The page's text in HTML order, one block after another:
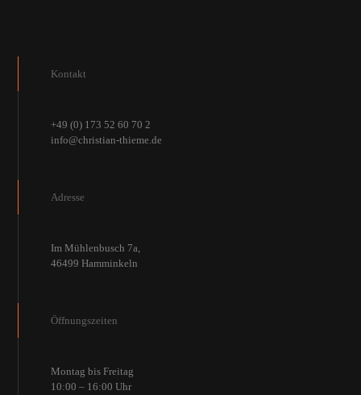
Kontakt
+49 (0) 173 52 60 70 2
info@christian-thieme.de
Adresse
Im Mühlenbusch 7a,
46499 Hamminkeln
Öffnungszeiten
Montag bis Freitag
10:00 – 16:00 Uhr